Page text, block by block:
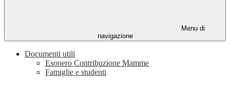
Menu di
navigazione
Documenti utili
Esonero Contribuzione Mamme
Famiglie e studenti